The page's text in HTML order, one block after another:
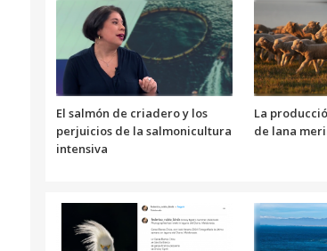
El salmón de criadero y los
perjuicios de la salmonicultura
intensiva
La
de lana